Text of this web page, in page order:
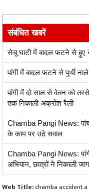
संबंधित खबरें
सेचू घाटी में बादल फटने से हुए
पांगी में बादल फटने से पुर्थी
पांगी में दो साल से वेतन को
तक निकाली अक्रोश रैली
Chamba Pangi News: पांच
के काम पर उठे सवाल
Chamba Pangi News: पांगी
अभियान, छात्रों ने निकाली
Web Title:chamba accident